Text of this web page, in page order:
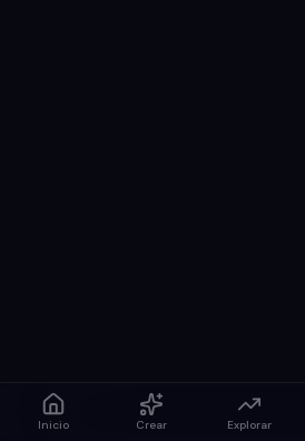
Inicio Crear Explorar